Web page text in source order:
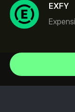
EXFY
Celestica Inc
Apple